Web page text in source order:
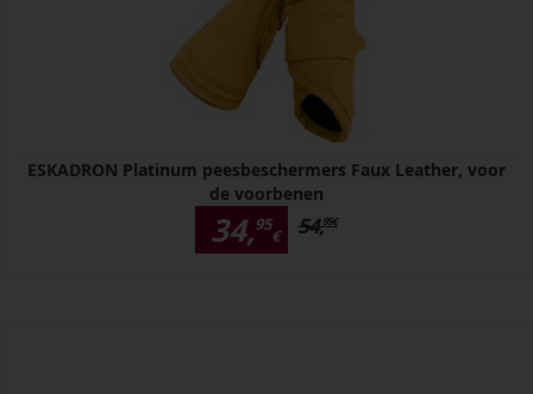
ESKADRON Platinum peesbeschermers Faux Leather, voor
de voorbenen
34,95
€ 54,95€